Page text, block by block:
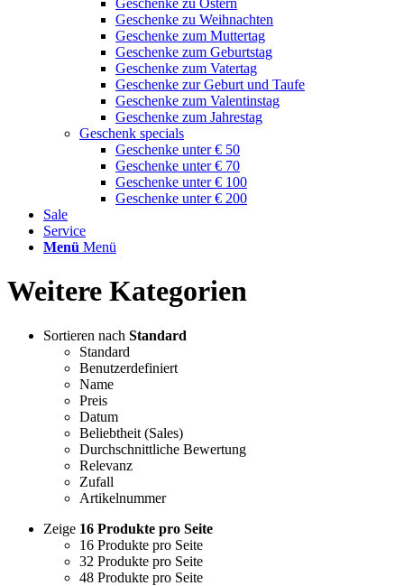
Geschenke zu Ostern
Geschenke zu Weihnachten
Geschenke zum Muttertag
Geschenke zum Geburtstag
Geschenke zum Vatertag
Geschenke zur Geburt und Taufe
Geschenke zum Valentinstag
Geschenke zum Jahrestag
Geschenk specials
Geschenke unter € 50
Geschenke unter € 70
Geschenke unter € 100
Geschenke unter € 200
Sale
Service
Menü Menü
Weitere Kategorien
Sortieren nach Standard
Standard
Benutzerdefiniert
Name
Preis
Datum
Beliebtheit (Sales)
Durchschnittliche Bewertung
Relevanz
Zufall
Artikelnummer
Zeige 16 Produkte pro Seite
16 Produkte pro Seite
32 Produkte pro Seite
48 Produkte pro Seite